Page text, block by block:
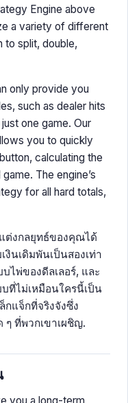
Engine above
a variety of different
to split, double,
only provide you
such as dealer hits
one game. Our
you to quickly
calculating the
The engine’s
for all hard totals,
ต่งกลยุทธ์ของคุณได้
นเดิมพันเป็นสองเท่า
บไพ่ของดีลเลอร์, และ
ที่ไม่เหมือนใครนี้เป็น
กแจ็กที่จริงจังซึ่ง
ๆ ที่พวกเขาเผชิญ.